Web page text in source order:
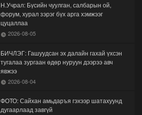
Н.Учрал: Бүсийн чуулган, салбарын ой,
форум, хурал зэрэг бүх арга хэмжээг
цуцаллаа
2026-08-05
БИЧЛЭГ: Гашуудсан эх далайн гахай үхсэн
тугалаа зургаан өдөр нуруун дээрээ авч
явжээ
2026-08-04
ФОТО: Сайхан амьдаръя гэхээр шатахуунд
дугаарлаад завгүй